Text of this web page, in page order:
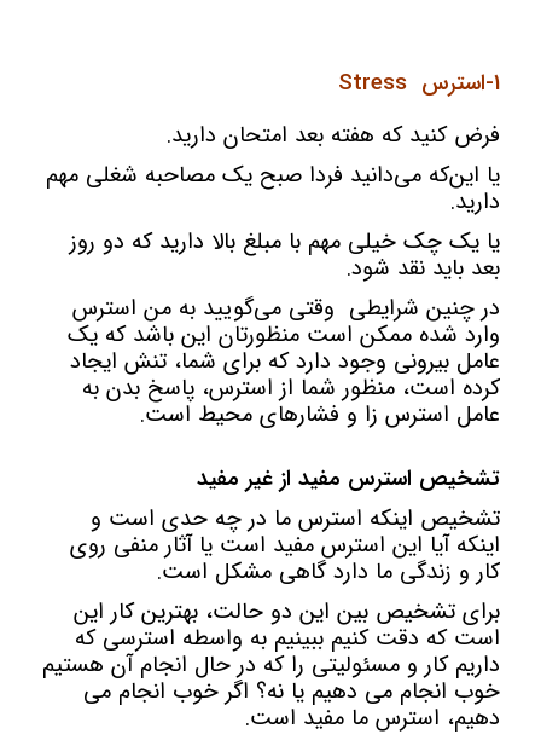
1-استرس Stress
فرض کنید که هفته بعد امتحان دارید.
یا این‌که می‌دانید فردا صبح یک مصاحبه شغلی مهم
دارید.
یا یک چک خیلی مهم با مبلغ بالا دارید که دو روز
بعد باید نقد شود.
در چنین شرایطی وقتی می‌گویید به من استرس
وارد شده ممکن است منظورتان این باشد که یک
عامل بیرونی وجود دارد که برای شما، تنش ایجاد
کرده است، منظور شما از استرس، پاسخ بدن به
عامل استرس زا و فشارهای محیط است.
تشخیص استرس مفید از غیر مفید
تشخيص اينکه استرس ما در چه حدی است و
اينکه آيا اين استرس مفيد است يا آثار منفی روی
کار و زندگی ما دارد گاهی مشکل است.
برای تشخيص بين اين دو حالت، بهترين کار اين
است که دقت کنيم ببينيم به واسطه استرسی که
داريم کار و مسئوليتی را که در حال انجام آن هستيم
خوب انجام می دهيم يا نه؟ اگر خوب انجام می
دهيم، استرس ما مفيد است.